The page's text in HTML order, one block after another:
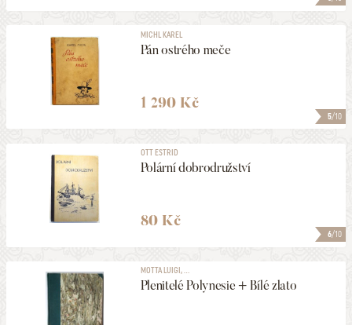
5/10
MICHL KAREL
Pán ostrého meče
1 290 Kč
6/10
OTT ESTRID
Polární dobrodružství
80 Kč
MOTTA LUIGI, ...
Plenitelé Polynesie + Bílé zlato